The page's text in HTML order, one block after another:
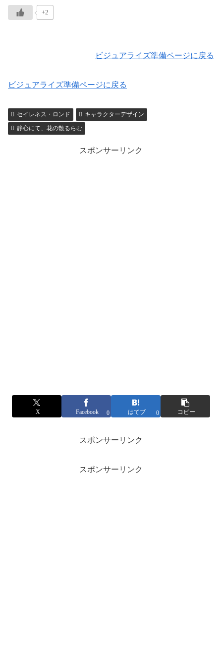
+2
ビジュアライズ準備ページに戻る
ビジュアライズ準備ページに戻る
セイレネス・ロンド
キャラクターデザイン
静心にて、花の散るらむ
スポンサーリンク
X Facebook 0 はてブ 0 コピー
スポンサーリンク
スポンサーリンク